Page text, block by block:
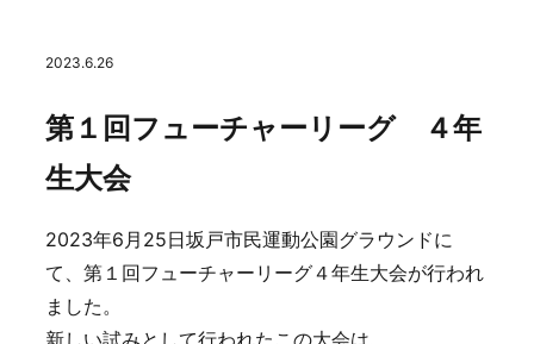
2023.6.26
第１回フューチャーリーグ ４年
生大会
2023年6月25日坂戸市民運動公園グラウンドに
て、第１回フューチャーリーグ４年生大会が行われ
ました。
新しい試みとして行われたこの大会は、